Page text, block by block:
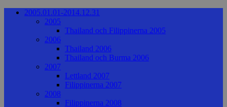
2005.01.01-2014.12.31
2005
Thailand och Filippinerna 2005
2006
Thailand 2006
Thailand och Burma 2006
2007
Lettland 2007
Filippinerna 2007
2008
Filippinerna 2008